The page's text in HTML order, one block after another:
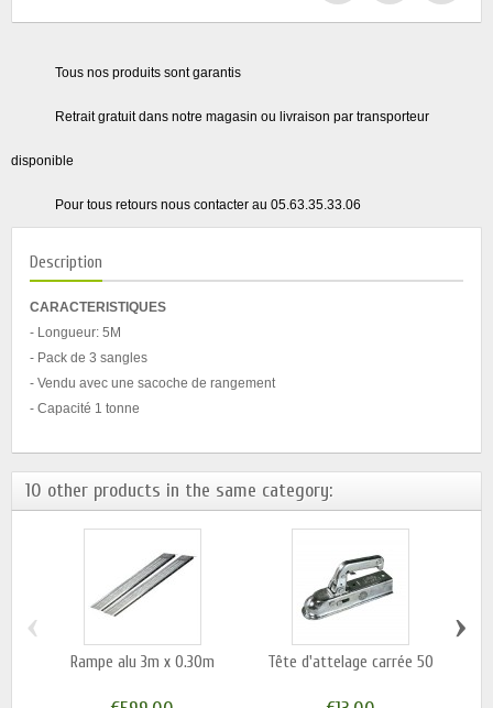
Tous nos produits sont garantis
Retrait gratuit dans notre magasin ou livraison par transporteur
disponible
Pour tous retours nous contacter au 05.63.35.33.06
Description
CARACTERISTIQUES
- Longueur: 5M
- Pack de 3 sangles
- Vendu avec une sacoche de rangement
- Capacité 1 tonne
10 other products in the same category:
Rampe alu 3m x 0.30m Tête d'attelage carrée 50
‹ ›